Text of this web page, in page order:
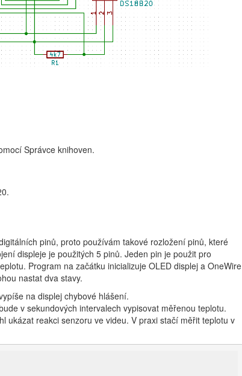
Správce knihoven.
pinů, proto používám takové rozložení pinů, které
displeje je použitých 5 pinů. Jeden pin je použit pro
Program na začátku inicializuje OLED displej a OneWire
nastat dva stavy.
na displej chybové hlášení.
v sekundových intervalech vypisovat měřenou teplotu.
ukázat reakci senzoru ve videu. V praxi stačí měřit teplotu v